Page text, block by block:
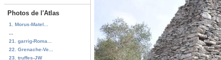
Photos de l'Atlas
1. Morus-Matel...
21. garrig-Roma...
22. Grenache-Ve...
23. truffes-JW